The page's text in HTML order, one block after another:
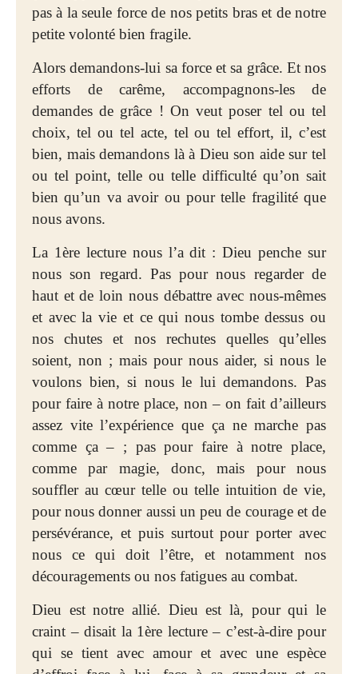
pas à la seule force de nos petits bras et de notre
petite volonté bien fragile.
Alors demandons-lui sa force et sa grâce. Et nos
efforts de carême, accompagnons-les de
demandes de grâce ! On veut poser tel ou tel
choix, tel ou tel acte, tel ou tel effort, il, c’est
bien, mais demandons là à Dieu son aide sur tel
ou tel point, telle ou telle difficulté qu’on sait
bien qu’un va avoir ou pour telle fragilité que
nous avons.
La 1ère lecture nous l’a dit : Dieu penche sur
nous son regard. Pas pour nous regarder de
haut et de loin nous débattre avec nous-mêmes
et avec la vie et ce qui nous tombe dessus ou
nos chutes et nos rechutes quelles qu’elles
soient, non ; mais pour nous aider, si nous le
voulons bien, si nous le lui demandons. Pas
pour faire à notre place, non – on fait d’ailleurs
assez vite l’expérience que ça ne marche pas
comme ça – ; pas pour faire à notre place,
comme par magie, donc, mais pour nous
souffler au cœur telle ou telle intuition de vie,
pour nous donner aussi un peu de courage et de
persévérance, et puis surtout pour porter avec
nous ce qui doit l’être, et notamment nos
découragements ou nos fatigues au combat.
Dieu est notre allié. Dieu est là, pour qui le
craint – disait la 1ère lecture – c’est-à-dire pour
qui se tient avec amour et avec une espèce